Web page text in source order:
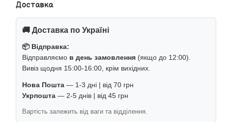
Доставка
🚚 Доставка по Україні
📦 Відправка:
Відправляємо в день замовлення (якщо до 12:00).
Вивіз щодня 15:00-16:00, крім вихідних.
Нова Пошта — 1-3 дні | від 70 грн
Укрпошта — 2-5 днів | від 45 грн
Вартість залежить від ваги та відділення.